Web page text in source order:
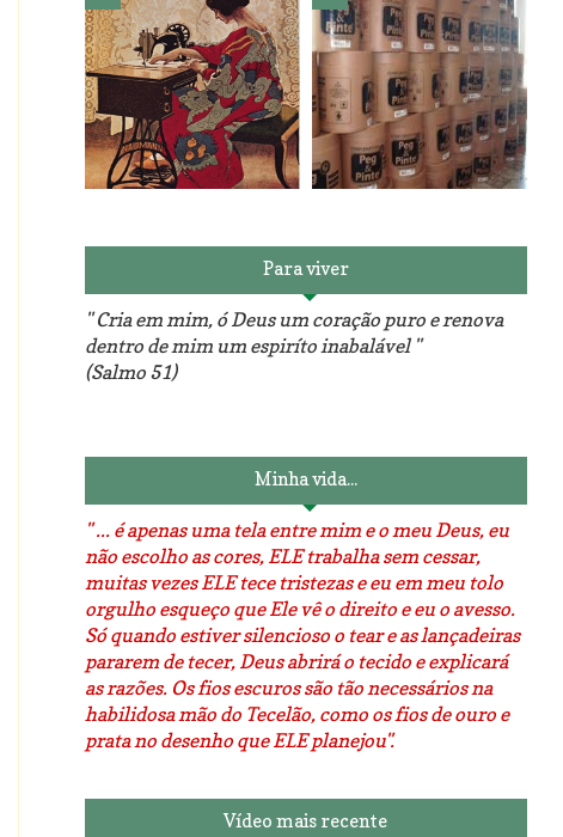
Reforma do sofá, agora é
em patchwork!
The Red Velvet !!! O Perfeito
Para viver
" Cria em mim, ó Deus um coração puro e renova
dentro de mim um espiríto inabalável "
(Salmo 51)
Minha vida...
" ... é apenas uma tela entre mim e o meu Deus, eu
não escolho as cores, ELE trabalha sem cessar,
muitas vezes ELE tece tristezas e eu em meu tolo
orgulho esqueço que Ele vê o direito e eu o avesso.
Só quando estiver silencioso o tear e as lançadeiras
pararem de tecer, Deus abrirá o tecido e explicará
as razões. Os fios escuros são tão necessários na
habilidosa mão do Tecelão, como os fios de ouro e
prata no desenho que ELE planejou".
Vídeo mais recente